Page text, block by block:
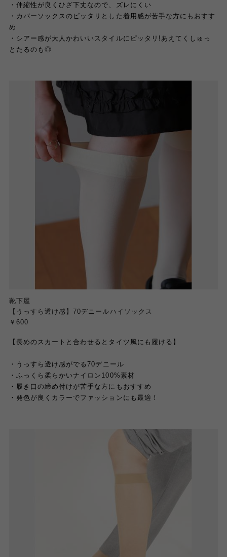
・伸縮性が良くひざ下丈なので、ズレにくい
・カバーソックスのピッタリとした着用感が苦手な方にもおすす
め
・シアー感が大人かわいいスタイルにピッタリ ! あえてくしゅっ
とたるのも◎
靴下屋
【うっすら透け感】70デニールハイソックス
￥600
【長めのスカートと合わせるとタイツ風にも履ける】
・うっすら透け感がでる70デニール
・ふっくら柔らかいナイロン 100%素材
・履き口の締め付けが苦手な方にもおすすめ
・発色が良くカラーでファッションにも最適！